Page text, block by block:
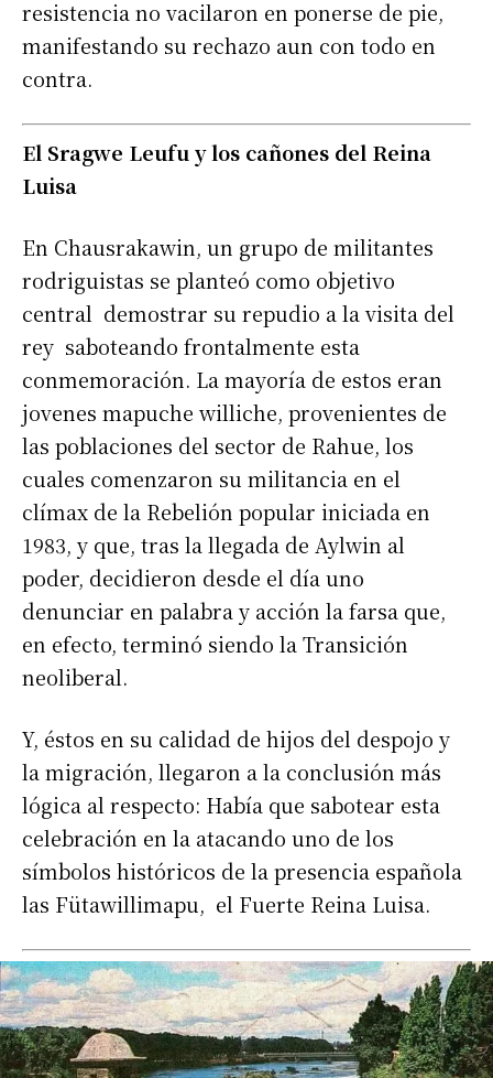
resistencia no vacilaron en ponerse de pie,
manifestando su rechazo aun con todo en
contra.
El Sragwe Leufu y los cañones del Reina
Luisa
En Chausrakawin, un grupo de militantes
rodriguistas se planteó como objetivo
central demostrar su repudio a la visita del
rey saboteando frontalmente esta
conmemoración. La mayoría de estos eran
jovenes mapuche williche, provenientes de
las poblaciones del sector de Rahue, los
cuales comenzaron su militancia en el
clímax de la Rebelión popular iniciada en
1983, y que, tras la llegada de Aylwin al
poder, decidieron desde el día uno
denunciar en palabra y acción la farsa que,
en efecto, terminó siendo la Transición
neoliberal.
Y, éstos en su calidad de hijos del despojo y
la migración, llegaron a la conclusión más
lógica al respecto: Había que sabotear esta
celebración en la atacando uno de los
símbolos históricos de la presencia española
las Fütawillimapu, el Fuerte Reina Luisa.